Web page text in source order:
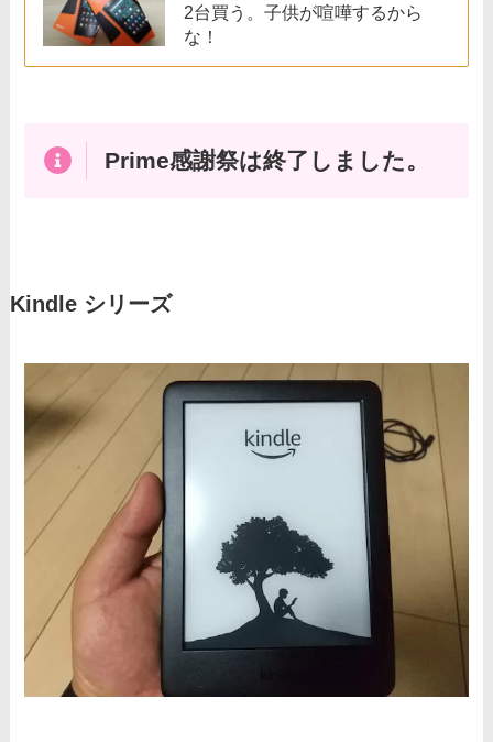
2台買う。子供が喧嘩するから
な！
Prime感謝祭は終了しました。
Kindle シリーズ